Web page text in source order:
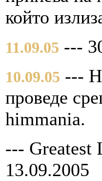
който
11.09.05 ---
10.09.05 ---
проведе
himmania.
--- Greatest
13.09.2005